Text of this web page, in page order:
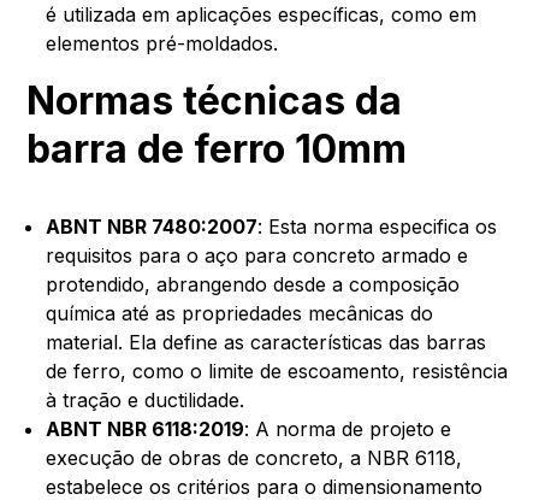
é utilizada em aplicações específicas, como em
elementos pré-moldados.
Normas técnicas da
barra de ferro 10mm
ABNT NBR 7480:2007: Esta norma especifica os
requisitos para o aço para concreto armado e
protendido, abrangendo desde a composição
química até as propriedades mecânicas do
material. Ela define as características das barras
de ferro, como o limite de escoamento, resistência
à tração e ductilidade.
ABNT NBR 6118:2019: A norma de projeto e
execução de obras de concreto, a NBR 6118,
estabelece os critérios para o dimensionamento